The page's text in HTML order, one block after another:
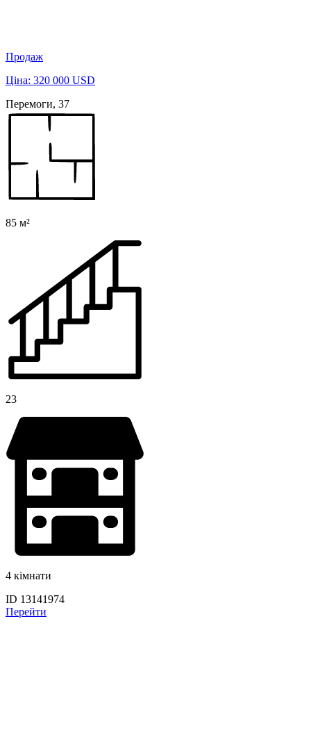
Продаж
Ціна: 320 000 USD
Перемоги, 37
85 м²
23
4 кімнати
ID 13141974
Перейти